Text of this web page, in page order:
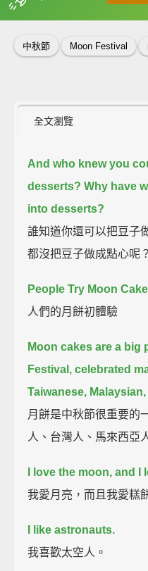
收錄佳句
中秋節 Moon Festival
全文瀏覽
And who knew you
desserts? Why have
into desserts?
誰知道你還可以把豆子
都沒把豆子做成點心呢？
People Try Moon
人們的月餅初體驗
Moon cakes are a big
Festival, celebrated
Taiwanese,
月餅是中秋節很重要的
人、台灣人、馬來西亞
I love the moon, and I
我愛月亮，而且我愛糕
I like astronauts.
我喜歡太空人。